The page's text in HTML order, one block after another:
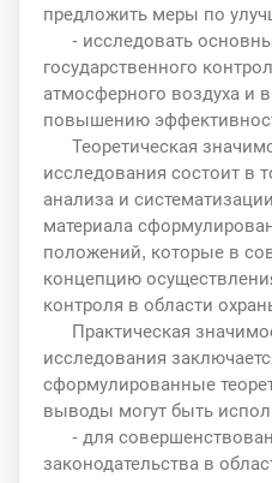
предложить меры по
- исследовать
государственного
атмосферного воздуха и
повышению
Теоретическая
исследования состоит в
анализа и
материала
положений, которые в
концепцию
контроля в области
Практическая
исследования
сформулированные
выводы могут быть
- для
законодательства в